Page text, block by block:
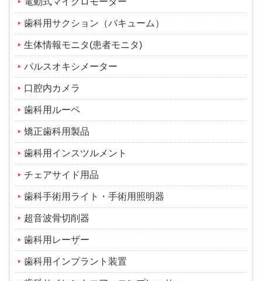
歯科用サクション（バキューム）
生体情報モニタ(患者モニタ)
パルスオキシメーター
口腔内カメラ
歯科用ルーペ
矯正歯科用製品
歯科用インスツルメント
チェアサイド用品
歯科手術用ライト・手術用照明器
超音波骨切削器
歯科用レーザー
歯科用インプラント装置